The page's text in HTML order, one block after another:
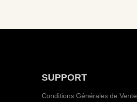
SUPPORT
Conditions Générales de Vente